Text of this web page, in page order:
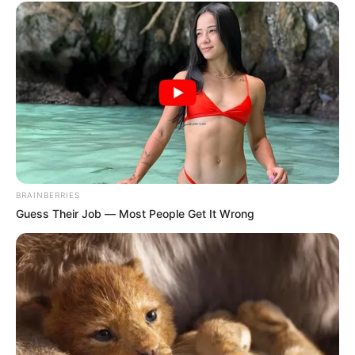
deporte que apenas está alzando vuelo en la Tierra
Firme de Colombia; pero con los judokas ya
referenciados se podrían conseguir las medallas para la
región.
El Campeonato Nacional servirá como preparación para
los judokas que participarán en los eventos
internacionales de estas categorías
, así como medir los
niveles tanto físicos como competitivos y acumulación
de combates para los judokas colombianos.
creado en el año de 1892, y a partir de 1964 es deporte
olímpico.
Alerta Tolimate mantiene informado,
tus comentarios, denuncias, historias
BRAINBERRIES
Guess Their Job — Most People Get It Wrong